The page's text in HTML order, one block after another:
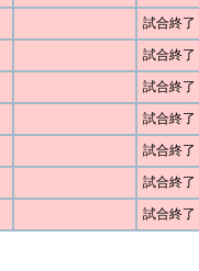
試合終了
試合終了
試合終了
試合終了
試合終了
試合終了
試合終了